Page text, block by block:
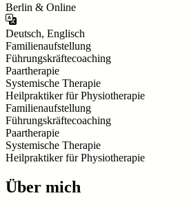
Berlin & Online
Deutsch, Englisch
Familienaufstellung
Führungskräftecoaching
Paartherapie
Systemische Therapie
Heilpraktiker für Physiotherapie
Familienaufstellung
Führungskräftecoaching
Paartherapie
Systemische Therapie
Heilpraktiker für Physiotherapie
Über mich